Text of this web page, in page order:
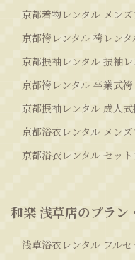
京都着物レンタル メン
京都袴レンタル 袴レン
京都振袖レンタル 振袖
京都袴レンタル 卒業式
京都振袖レンタル 成人
京都浴衣レンタル メン
京都浴衣レンタル セッ
和楽 浅草店のプラン
浅草浴衣レンタル フル